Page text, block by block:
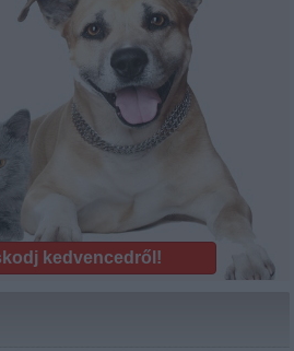
kedvencedről!